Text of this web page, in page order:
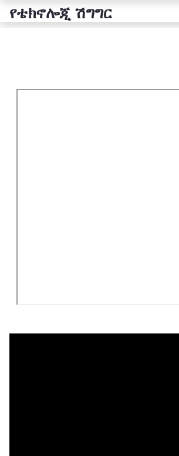
የቴክኖሎጂ ሽግግር